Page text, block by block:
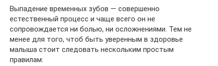
Выпадение временных зубов — совершенно
естественный процесс и чаще всего он не
сопровождается ни болью, ни осложнениями. Тем не
менее для того, чтоб быть уверенным в здоровье
малыша стоит следовать нескольким простым
правилам: